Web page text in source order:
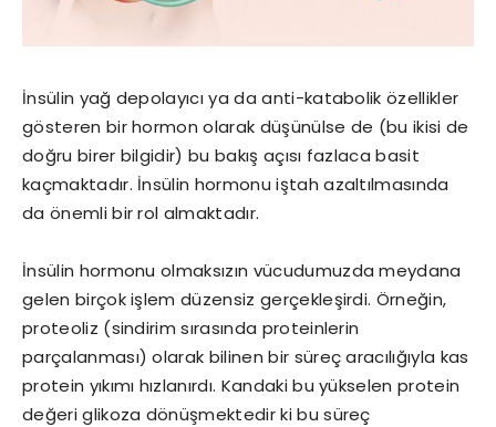
İnsülin yağ depolayıcı ya da anti-katabolik özellikler
gösteren bir hormon olarak düşünülse de (bu ikisi de
doğru birer bilgidir) bu bakış açısı fazlaca basit
kaçmaktadır. İnsülin hormonu iştah azaltılmasında
da önemli bir rol almaktadır.
İnsülin hormonu olmaksızın vücudumuzda meydana
gelen birçok işlem düzensiz gerçekleşirdi. Örneğin,
proteoliz (sindirim sırasında proteinlerin
parçalanması) olarak bilinen bir süreç aracılığıyla kas
protein yıkımı hızlanırdı. Kandaki bu yükselen protein
değeri glikoza dönüşmektedir ki bu süreç